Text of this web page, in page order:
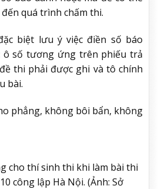
quá trình chấm thi.
biệt lưu ý việc điền số báo
ô số tương ứng trên phiếu trả
thi phải được ghi và tô chính
bài.
phẳng, không bôi bẩn, không
cho thí sinh thi khi làm bài thi
công lập Hà Nội. (Ảnh: Sở